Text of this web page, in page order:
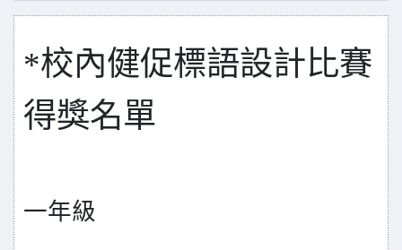
*校內健促標語設計比賽
得獎名單
一年級